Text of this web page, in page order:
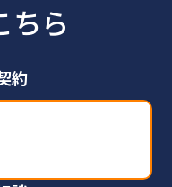
ちら
約